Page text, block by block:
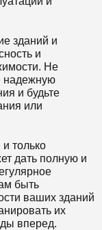
зданий и
и
Не
надежную
и будьте
или
только
дать полную и
быть
ваших зданий
их
вперед.